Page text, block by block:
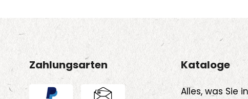
Produktseite
werden
Zahlungsarten Kataloge
Alles, was Sie